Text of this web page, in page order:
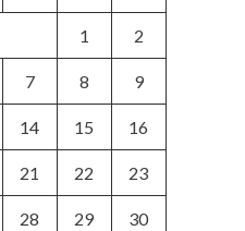
1 2
7 8 9
14 15 16
21 22 23
28 29 30